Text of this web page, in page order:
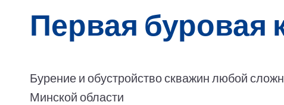
Первая буровая
Бурение и обустройство скважин любой
Минской области